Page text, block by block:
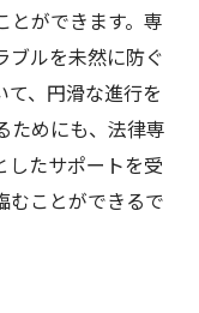
とができます。専
ブルを未然に防ぐ
て、円滑な進行を
ためにも、法律専
したサポートを受
むことができるで